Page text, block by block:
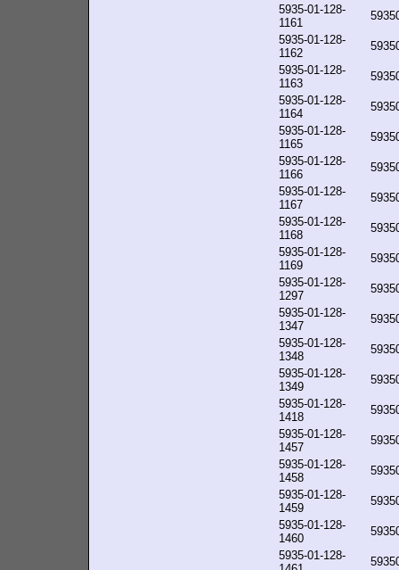
5935-01-128-
1161
5935-01-128-
1162
5935-01-128-
1163
5935-01-128-
1164
5935-01-128-
1165
5935-01-128-
1166
5935-01-128-
1167
5935-01-128-
1168
5935-01-128-
1169
5935-01-128-
1297
5935-01-128-
1347
5935-01-128-
1348
5935-01-128-
1349
5935-01-128-
1418
5935-01-128-
1457
5935-01-128-
1458
5935-01-128-
1459
5935-01-128-
1460
5935-01-128-